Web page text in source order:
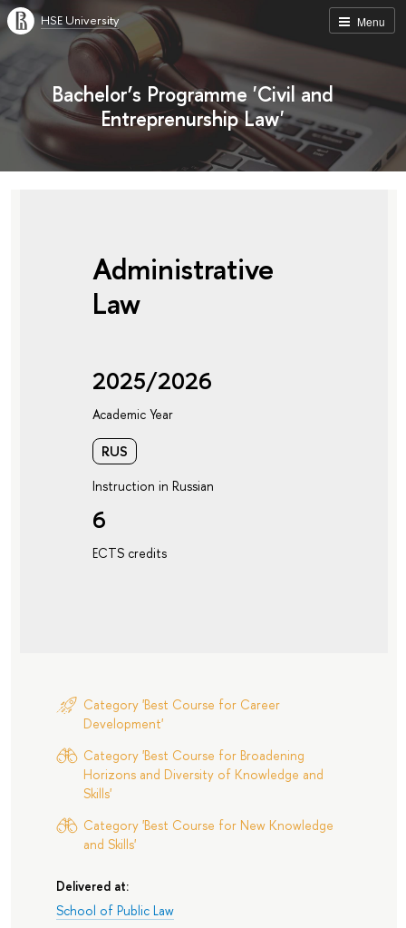
Menu
HSE University
Bachelor’s Programme 'Civil and
Entreprenurship Law'
Administrative
Law
2025/2026
Academic Year
RUS
Instruction in Russian
6
ECTS credits
Category 'Best Course for Career
Development'
Category 'Best Course for Broadening
Horizons and Diversity of Knowledge and
Skills'
Category 'Best Course for New Knowledge
and Skills'
Delivered at:
School of Public Law